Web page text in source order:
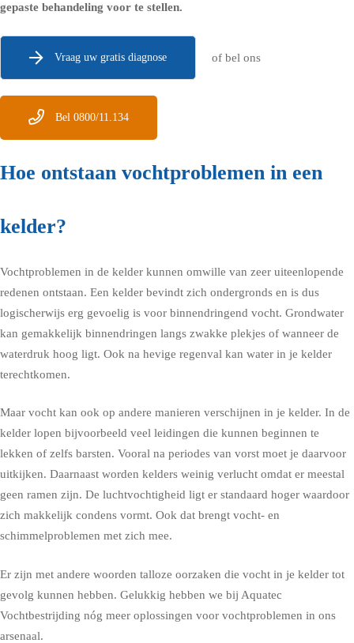
gepaste behandeling voor te stellen.
Vraag uw gratis diagnose of bel ons
Bel 0800/11.134
Hoe ontstaan vochtproblemen in een
kelder?
Vochtproblemen in de kelder kunnen omwille van zeer uiteenlopende
redenen ontstaan. Een kelder bevindt zich ondergronds en is dus
logischerwijs erg gevoelig is voor binnendringend vocht. Grondwater
kan gemakkelijk binnendringen langs zwakke plekjes of wanneer de
waterdruk hoog ligt. Ook na hevige regenval kan water in je kelder
terechtkomen.
Maar vocht kan ook op andere manieren verschijnen in je kelder. In de
kelder lopen bijvoorbeeld veel leidingen die kunnen beginnen te
lekken of zelfs barsten. Vooral na periodes van vorst moet je daarvoor
uitkijken. Daarnaast worden kelders weinig verlucht omdat er meestal
geen ramen zijn. De luchtvochtigheid ligt er standaard hoger waardoor
zich makkelijk condens vormt. Ook dat brengt vocht- en
schimmelproblemen met zich mee.
Er zijn met andere woorden talloze oorzaken die vocht in je kelder tot
gevolg kunnen hebben. Gelukkig hebben we bij Aquatec
Vochtbestrijding nóg meer oplossingen voor vochtproblemen in ons
arsenaal.